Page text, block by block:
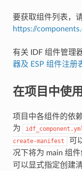
要获取组件列表，
https://
有关 IDF 组件管理
器及 ESP 组件注册
在项目中使
项目中各组件的依
为
create-manifest
可
况下将为 main 组
可以显式指定创建